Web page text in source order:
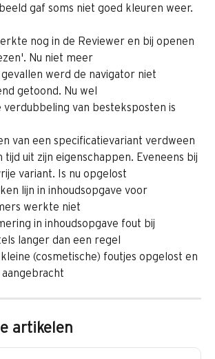
gaf soms niet goed kleuren weer.
nog in de Reviewer en bij openen
Nu niet meer
werd de navigator niet
getoond. Nu wel
verdubbeling van besteksposten is
van een specificatievariant verdween
tijd uit zijn eigenschappen. Eveneens bij
variant. Is nu opgelost
lijn in inhoudsopgave voor
werkte niet
in inhoudsopgave fout bij
langer dan een regel
(cosmetische) foutjes opgelost en
artikelen